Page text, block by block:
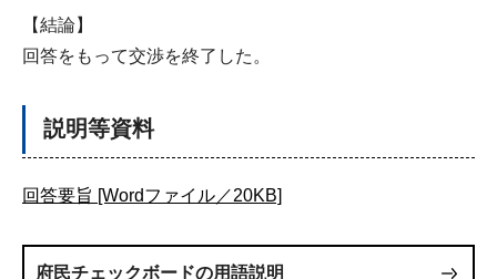
【結論】
回答をもって交渉を終了した。
説明等資料
回答要旨 [Wordファイル／20KB]
府民チェックボードの用語説明